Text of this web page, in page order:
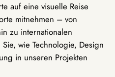
auf eine visuelle Reise
mitnehmen – von
zu internationalen
wie Technologie, Design
in unseren Projekten